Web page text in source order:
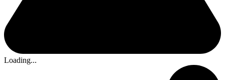
Loading...